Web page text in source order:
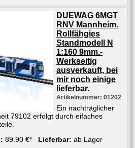
DUEWAG 6MGT
RNV Mannheim.
Rollfähgies
Standmodell N
1:160 9mm.-
Werkseitig
ausverkauft, bei
mir noch einige
lieferbar.
Artikelnummer: 01202
Ein nachträglicher
79102 erfolgt durch eifaches
89.90 €* Lieferbar: ab Lager